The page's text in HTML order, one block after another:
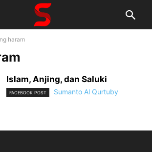
haram
Islam, Anjing, dan Saluki
FACEBOOK POST Sumanto Al Qurtuby